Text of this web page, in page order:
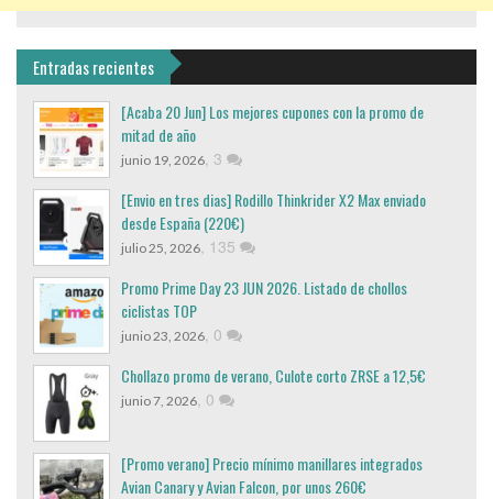
Entradas recientes
[Acaba 20 Jun] Los mejores cupones con la promo de
mitad de año
junio 19, 2026, 3
[Envio en tres dias] Rodillo Thinkrider X2 Max enviado
desde España (220€)
julio 25, 2026, 135
Promo Prime Day 23 JUN 2026. Listado de chollos
ciclistas TOP
junio 23, 2026, 0
Chollazo promo de verano, Culote corto ZRSE a 12,5€
junio 7, 2026, 0
[Promo verano] Precio mínimo manillares integrados
Avian Canary y Avian Falcon, por unos 260€